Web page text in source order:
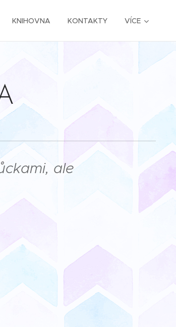
KNIHOVNA KONTAKTY VÍCE
ale